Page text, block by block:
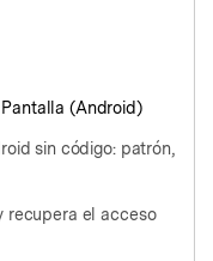
(Android)
sin código: patrón,
recupera el acceso